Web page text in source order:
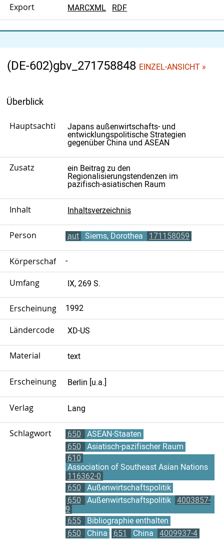
Export MARCXML RDF
(DE-602)gbv_271758848 EINZEL-ANSICHT »
Überblick
Hauptsachtitel
Japans außenwirtschafts- und
entwicklungspolitische Strategien
gegenüber China und ASEAN
Zusatz
ein Beitrag zu den
Regionalisierungstendenzen im
pazifisch-asiatischen Raum
Inhalt Inhaltsverzeichnis
Person aut Siems, Dorothea 171158059
Körperschaft -
Umfang IX, 269 S.
Erscheinungsjahr1992
Ländercode XD-US
Material text
ErscheinungsortBerlin [u.a.]
Verlag Lang
Schlagwort 650
ASEAN-Staaten
650
Asiatisch-pazifischer Raum
610
Association of Southeast Asian Nations
116362-0
650
Außenwirtschaftspolitik
650
Außenwirtschaftspolitik
4003857-
9
655
Bibliographie enthalten
650
China 651 China
4009937-4